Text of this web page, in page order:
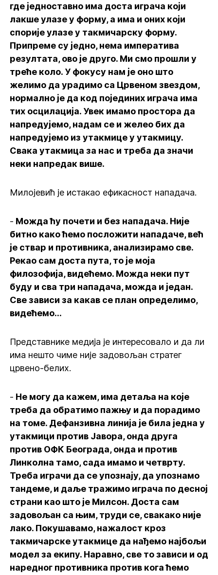
где једноставно има доста играча који
лакше улазе у форму, а има и оних који
спорије улазе у такмичарску форму.
Припреме су једно, нема императива
резултата, ово је друго. Ми смо прошли у
треће коло. У фокусу нам је оно што
желимо да урадимо са Црвеном звездом,
нормално је да код појединих играча има
тих осцилација. Увек имамо простора да
напредујемо, надам се и желео бих да
напредујемо из утакмице у утакмицу.
Свака утакмица за нас и треба да значи
неки напредак више.
Милојевић је истакао ефикасност нападача.
- Можда ћу почети и без нападача. Није
битно како ћемо посложити нападаче, већ
је ствар и противника, анализирамо све.
Рекао сам доста пута, то је моја
филозофија, видећемо. Можда неки пут
буду и сва три нападача, можда и један.
Све зависи за какав се план определимо,
видећемо...
Представнике медија је интересовало и да ли
има нешто чиме није задовољан стратег
црвено-белих.
- Не могу да кажем, има детаља на које
треба да обратимо пажњу и да порадимо
на томе. Дефанзивна линија је била једна у
утакмици против Јавора, онда друга
против ОФК Београда, онда и против
Линколна тамо, сада имамо и четврту.
Треба играчи да се упознају, да упознамо
тандеме, и даље тражимо играча по десној
страни као што је Милсон. Доста сам
задовољан са њим, труди се, свакако није
лако. Покушавамо, нажалост кроз
такмичарске утакмице да нађемо најбољи
модел за екипу. Наравно, све то зависи и од
наредног противника против кога ћемо